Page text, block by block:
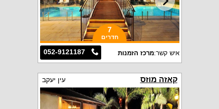
7
חדרים
052-9121187 איש קשר:מרכז הזמנות
קאזה מוזס עין יעקב